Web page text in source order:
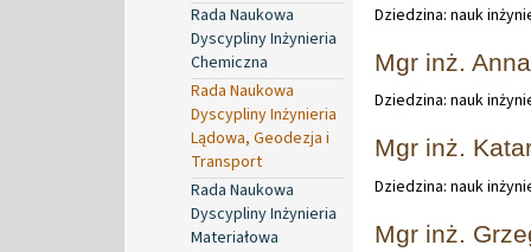
Rada Naukowa
Dyscypliny Inżynieria
Chemiczna
Rada Naukowa
Dyscypliny Inżynieria
Lądowa, Geodezja i
Transport
Rada Naukowa
Dyscypliny Inżynieria
Materiałowa
Dziedzina: nauk
Mgr inż.
Dziedzina: nauk
Mgr inż.
Dziedzina: nauk
Mgr inż.